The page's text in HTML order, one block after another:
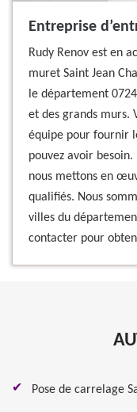
Entreprise
Rudy Renov est en
muret Saint Jean
le département
et des grands murs.
équipe pour fournir
pouvez avoir
nous mettons en
qualifiés. Nous
villes du
contacter pour
Pose de carrelage